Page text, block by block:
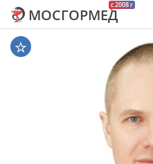
c 2008 г
МОСГОРМЕД